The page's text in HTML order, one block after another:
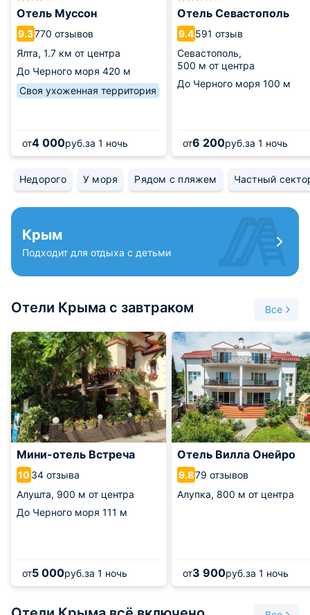
Отель Муссон
9.3770 отзывов
Ялта, 1.7 км от центра
До Черного моря 420 м
Своя ухоженная территория
от4 000руб.за 1 ночь
Отель Севастополь
9.4591 отзыв
Севастополь,
500 м от центра
До Черного моря 100 м
от6 200руб.за 1 ночь
Недорого У моря Рядом с пляжем Частный
Крым
Подходит для отдыха с детьми
Отели Крыма с завтраком Все
Мини-отель Встреча
10 34 отзыва
Алушта, 900 м от центра
До Черного моря 111 м
от5 000руб.за 1 ночь
Отель Вилла Онейро
9.879 отзывов
Алупка, 800 м от центра
от3 900руб.за 1 ночь